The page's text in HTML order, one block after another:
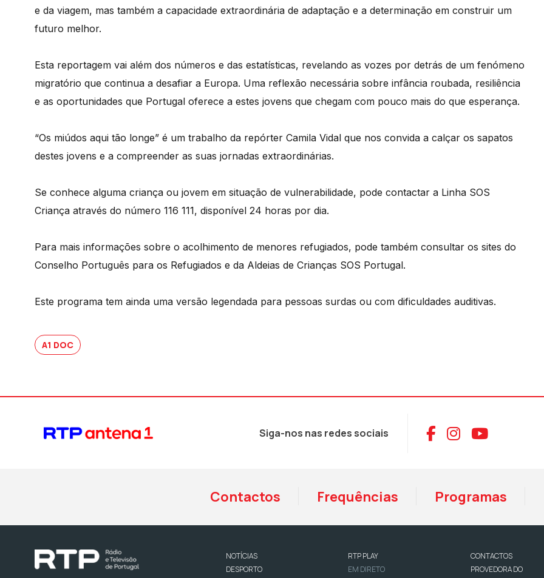
e da viagem, mas também a capacidade extraordinária de adaptação e a determinação em construir um
futuro melhor.
Esta reportagem vai além dos números e das estatísticas, revelando as vozes por detrás de um fenómeno
migratório que continua a desafiar a Europa. Uma reflexão necessária sobre infância roubada, resiliência
e as oportunidades que Portugal oferece a estes jovens que chegam com pouco mais do que esperança.
“Os miúdos aqui tão longe” é um trabalho da repórter Camila Vidal que nos convida a calçar os sapatos
destes jovens e a compreender as suas jornadas extraordinárias.
Se conhece alguma criança ou jovem em situação de vulnerabilidade, pode contactar a Linha SOS
Criança através do número 116 111, disponível 24 horas por dia.
Para mais informações sobre o acolhimento de menores refugiados, pode também consultar os sites do
Conselho Português para os Refugiados e da Aldeias de Crianças SOS Portugal.
Este programa tem ainda uma versão legendada para pessoas surdas ou com dificuldades auditivas.
A1 DOC
Siga-nos nas redes sociais Aceder ao
Aceder ao
Aceder
Contactos Frequências Programas
NOTÍCIAS
DESPORTO
RTP PLAY
EM DIRETO
CONTACTOS
PROVEDORA DO